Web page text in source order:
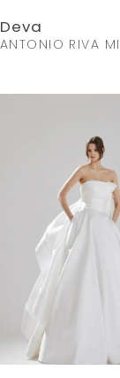
Deva
ANTONIO RIVA